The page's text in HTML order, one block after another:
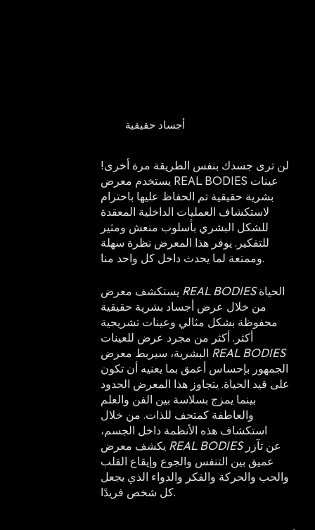
أجساد حقيقية
لن ترى جسدك بنفس الطريقة مرة أخرى!
يستخدم معرض REAL BODIES عينات
بشرية حقيقية تم الحفاظ عليها باحترام
لاستكشاف العمليات الداخلية المعقدة
للشكل البشري بأسلوب منعش ومثير
للتفكير. يوفر هذا المعرض نظرة سهلة
وممتعة لما يحدث داخل كل واحد منا.
REAL BODIESالحياة
من خلال عرض أجساد بشرية حقيقية
محفوظة بشكل مثالي وعينات تشريحية
أكثر. أكثر من مجرد عرض للعينات
REAL BODIES
الجمهور بإحساس أعمق بما يعنيه أن تكون
على قيد الحياة. يتجاوز هذا المعرض الحدود
بينما يمزج بسلاسة بين الفن والعلم
والعاطفة كمتحف للذات. من خلال
استكشاف هذه الأنظمة داخل الجسم،
REAL BODIESعن تآزر
عميق بين التنفس والجوع وإيقاع القلب
والحب والحركة والفكر والدواء الذي يجعل
كل شخص فريدًا.